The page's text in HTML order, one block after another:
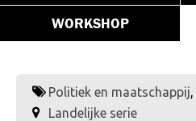
WORKSHOP
Politiek en maatschappij,
Landelijke serie